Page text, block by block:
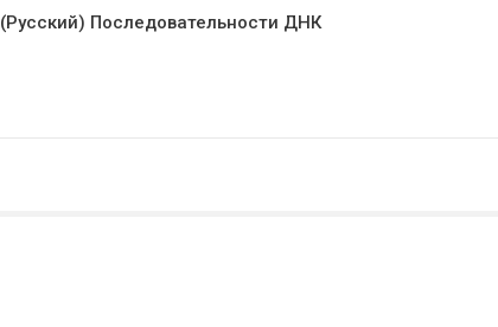
(Русский) Последовательности ДНК